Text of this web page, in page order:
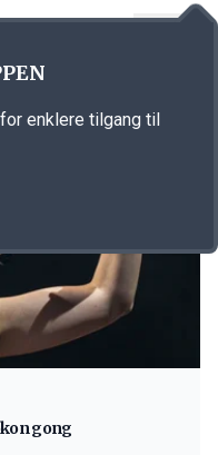
gong
enklere tilgang til